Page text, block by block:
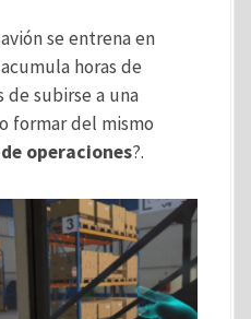
se entrena en
horas de
subirse a una
formar del mismo
operaciones?.